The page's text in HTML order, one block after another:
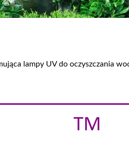
lampy UV do oczyszczania